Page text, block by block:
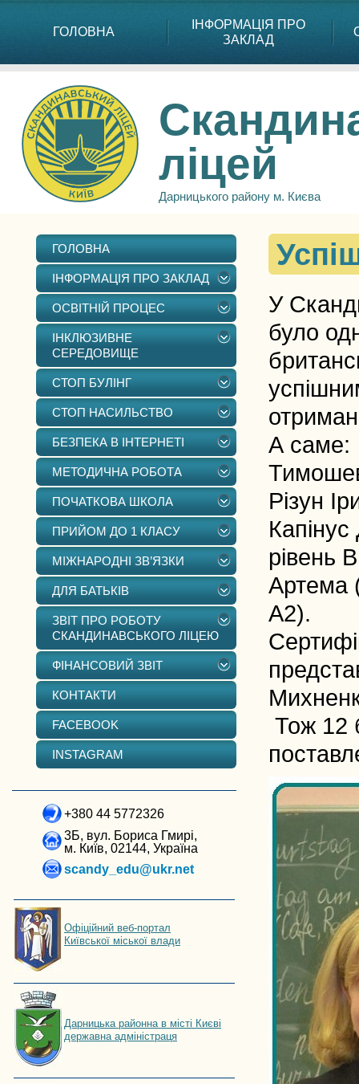
ГОЛОВНА
ІНФОРМАЦІЯ ПРО
ЗАКЛАД
ліцей
Дарницького району м. Києва
ГОЛОВНА
ІНФОРМАЦІЯ ПРО ЗАКЛАД
ОСВІТНІЙ ПРОЦЕС
ІНКЛЮЗИВНЕ
СЕРЕДОВИЩЕ
СТОП БУЛІНГ
СТОП НАСИЛЬСТВО
БЕЗПЕКА В ІНТЕРНЕТІ
МЕТОДИЧНА РОБОТА
ПОЧАТКОВА ШКОЛА
ПРИЙОМ ДО 1 КЛАСУ
МІЖНАРОДНІ ЗВ’ЯЗКИ
ДЛЯ БАТЬКІВ
ЗВІТ ПРО РОБОТУ
СКАНДИНАВСЬКОГО ЛІЦЕЮ
ФІНАНСОВИЙ ЗВІТ
КОНТАКТИ
FACEBOOK
INSTAGRAM
+380 44 5772326
3Б, вул. Бориса Гмирі,
м. Київ, 02144, Україна
scandy_edu@ukr.net
Офіційний веб-портал
Київської міської влади
Дарницька районна в місті Києві
державна адміністраця
У
було
А саме:
Різун
рівень
Артема
А2).
Тож 12